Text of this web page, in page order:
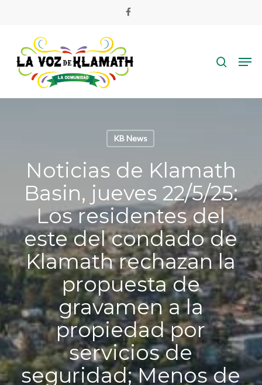
content
facebook
KB News
Noticias de Klamath
Basin, jueves 22/5/25:
Los residentes del
este del condado de
Klamath rechazan la
propuesta de
gravamen a la
propiedad por
servicios de
seguridad; Menos de